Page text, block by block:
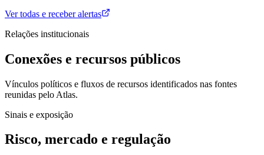
Ver todas e receber alertas
Relações institucionais
Conexões e recursos públicos
Vínculos políticos e fluxos de recursos identificados nas fontes
reunidas pelo Atlas.
Sinais e exposição
Risco, mercado e regulação